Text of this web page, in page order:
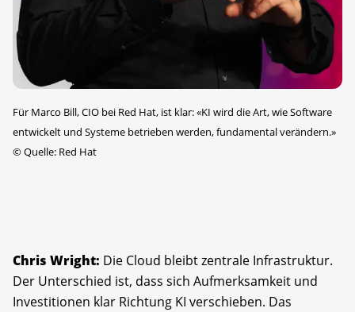
Für Marco Bill, CIO bei Red Hat, ist klar: «KI wird die Art, wie Software
entwickelt und Systeme betrieben werden, fundamental verändern.»
©Quelle: Red Hat
Chris Wright: Die Cloud bleibt zentrale Infrastruktur.
Der Unterschied ist, dass sich Aufmerksamkeit und
Investitionen klar Richtung KI verschieben. Das